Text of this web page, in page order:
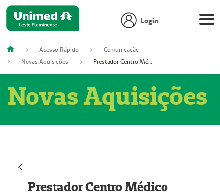
Login
Acesso Rápido
Comunicação
Novas Aquisições
Prestador Centro Médico Vitória Ltda, 51004350-4: Centro Médico Vitória Ltda (Nome Fantasia: Policlínica Master)
Novas Aquisições
Prestador Centro Médico